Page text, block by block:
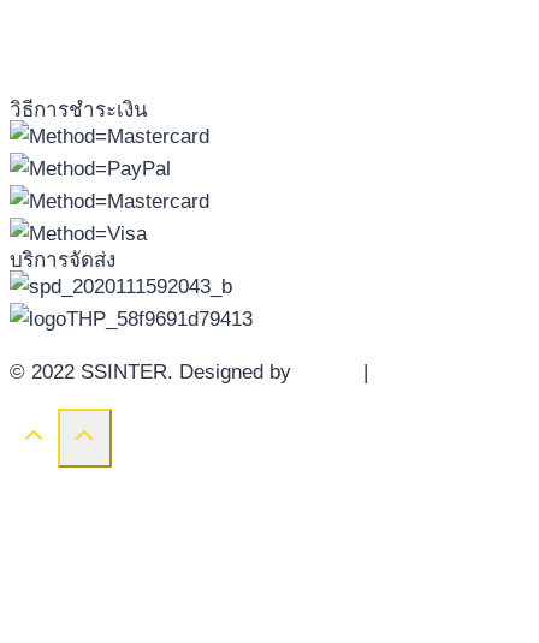
วิธีการชำระเงิน
บริการจัดส่ง
© 2022 SSINTER. Designed by |